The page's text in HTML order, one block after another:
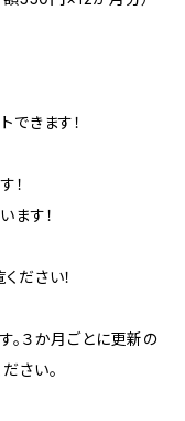
きます！
！
ます！
ださい！
。３か月ごとに更新の
さい。